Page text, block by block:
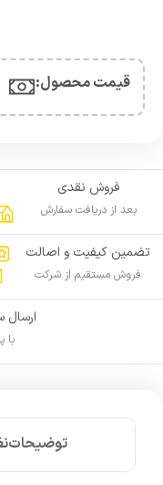
قیمت محصول:​
فروش نقدی
بعد از دریافت سفارش
تضمین کیفیت و اصالت
فروش مستقیم از شرکت
ارسال
با
توضیحات